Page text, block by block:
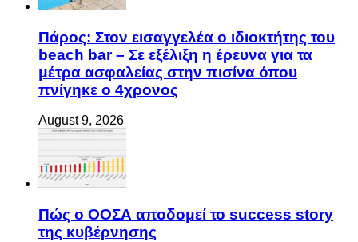
Πάρος: Στον εισαγγελέα ο ιδιοκτήτης του
beach bar – Σε εξέλιξη η έρευνα για τα
μέτρα ασφαλείας στην πισίνα όπου
πνίγηκε ο 4χρονος
August 9, 2026
Πώς ο ΟΟΣΑ αποδομεί το success story
της κυβέρνησης